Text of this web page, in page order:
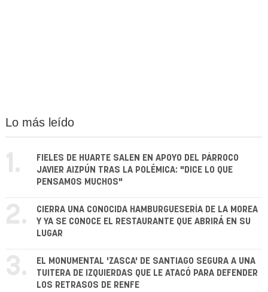
Lo más leído
1.
FIELES DE HUARTE SALEN EN APOYO DEL PÁRROCO
JAVIER AIZPÚN TRAS LA POLÉMICA: "DICE LO QUE
PENSAMOS MUCHOS"
2.
CIERRA UNA CONOCIDA HAMBURGUESERÍA DE LA MOREA
Y YA SE CONOCE EL RESTAURANTE QUE ABRIRÁ EN SU
LUGAR
3.
EL MONUMENTAL 'ZASCA' DE SANTIAGO SEGURA A UNA
TUITERA DE IZQUIERDAS QUE LE ATACÓ PARA DEFENDER
LOS RETRASOS DE RENFE